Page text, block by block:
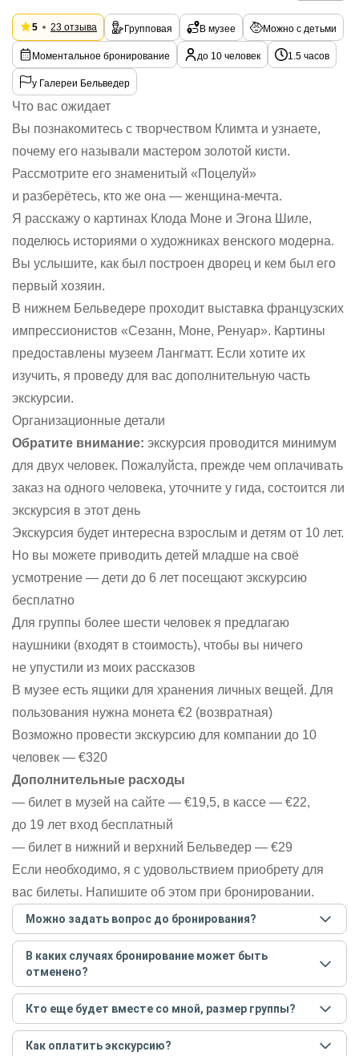
5 23 отзыва Групповая В музее Можно с детьми
Моментальное бронирование до 10 человек 1.5 часов
у Галереи Бельведер
Что вас ожидает
Вы познакомитесь с творчеством Климта и узнаете,
почему его называли мастером золотой кисти.
Рассмотрите его знаменитый «Поцелуй»
и разберётесь, кто же она — женщина-мечта.
Я расскажу о картинах Клода Моне и Эгона Шиле,
поделюсь историями о художниках венского модерна.
Вы услышите, как был построен дворец и кем был его
первый хозяин.
В нижнем Бельведере проходит выставка французских
импрессионистов «Сезанн, Моне, Ренуар». Картины
предоставлены музеем Лангматт. Если хотите их
изучить, я проведу для вас дополнительную часть
экскурсии.
Организационные детали
Обратите внимание: экскурсия проводится минимум
для двух человек. Пожалуйста, прежде чем оплачивать
заказ на одного человека, уточните у гида, состоится ли
экскурсия в этот день
Экскурсия будет интересна взрослым и детям от 10 лет.
Но вы можете приводить детей младше на своё
усмотрение — дети до 6 лет посещают экскурсию
бесплатно
Для группы более шести человек я предлагаю
наушники (входят в стоимость), чтобы вы ничего
не упустили из моих рассказов
В музее есть ящики для хранения личных вещей. Для
пользования нужна монета €2 (возвратная)
Возможно провести экскурсию для компании до 10
человек — €320
Дополнительные расходы
— билет в музей на сайте — €19,5, в кассе — €22,
до 19 лет вход бесплатный
— билет в нижний и верхний Бельведер — €29
Если необходимо, я с удовольствием приобрету для
вас билеты. Напишите об этом при бронировании.
Можно задать вопрос до бронирования?
Достаточно перейти по ссылке «Задать вопрос» и
написать гиду. Платить при этом не нужно. Сначала
согласуйте с гидом интересующие вас вопросы и после
этого бронируйте экскурсию.Задать вопрос.
В каких случаях бронирование может быть
отменено?
Только в случае неблагоприятных погодных условий,
например, если экскурсия на кораблике, а по прогнозу
погоды аномально-сильный ветер. При этом гид
предупредит вас об отмене, а мы вернем предоплату на
Кто еще будет вместе со мной, размер группы?
Если экскурсия индивидуальная, гид проведет встречу
только для вас и вашей компании. Если групповая — на
Как оплатить экскурсию?